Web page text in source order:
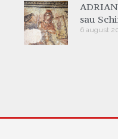
sau
6 august